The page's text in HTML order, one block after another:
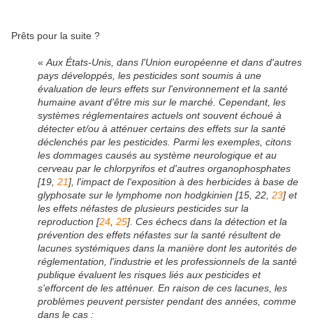
Prêts pour la suite ?
« Aux États-Unis, dans l'Union européenne et dans d'autres
pays développés, les pesticides sont soumis à une
évaluation de leurs effets sur l'environnement et la santé
humaine avant d'être mis sur le marché. Cependant, les
systèmes réglementaires actuels ont souvent échoué à
détecter et/ou à atténuer certains des effets sur la santé
déclenchés par les pesticides. Parmi les exemples, citons
les dommages causés au système neurologique et au
cerveau par le chlorpyrifos et d'autres organophosphates
[19, 21], l'impact de l'exposition à des herbicides à base de
glyphosate sur le lymphome non hodgkinien [15, 22, 23] et
les effets néfastes de plusieurs pesticides sur la
reproduction [24, 25]. Ces échecs dans la détection et la
prévention des effets néfastes sur la santé résultent de
lacunes systémiques dans la manière dont les autorités de
réglementation, l'industrie et les professionnels de la santé
publique évaluent les risques liés aux pesticides et
s'efforcent de les atténuer. En raison de ces lacunes, les
problèmes peuvent persister pendant des années, comme
dans le cas :